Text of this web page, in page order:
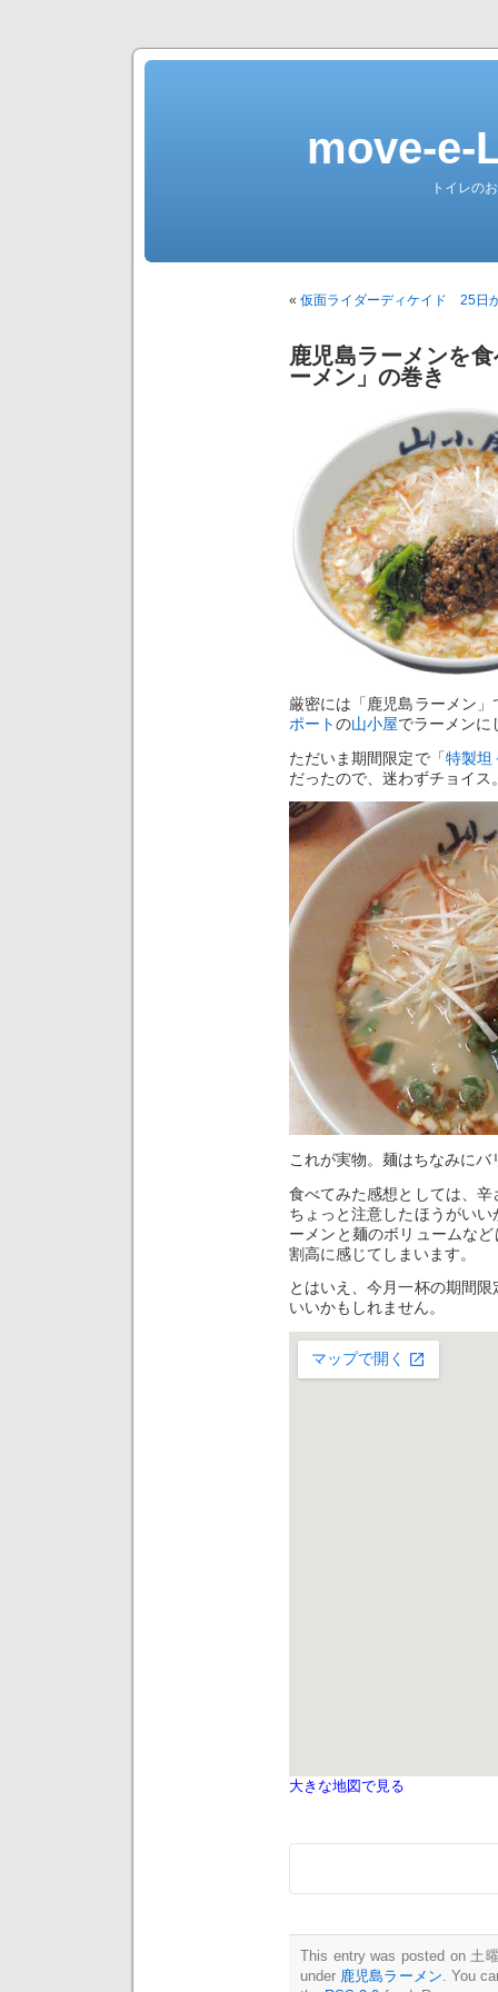
move-e-
トイレの
« 仮面ライダーディケイド 25日
鹿児島ラーメンを
ーメン」の巻き
厳密には「鹿児島ラーメン
ポートの山小屋でラーメンに
ただいま期間限定で「特製坦
だったので、迷わずチョイス
これが実物。麺はちなみにバ
食べてみた感想としては、
ちょっと注意したほうがい
ーメンと麺のボリュームな
割高に感じてしまいます。
とはいえ、今月一杯の期間
いいかもしれません。
大きな地図で見る
This entry was posted on 土
under 鹿児島ラーメン. You